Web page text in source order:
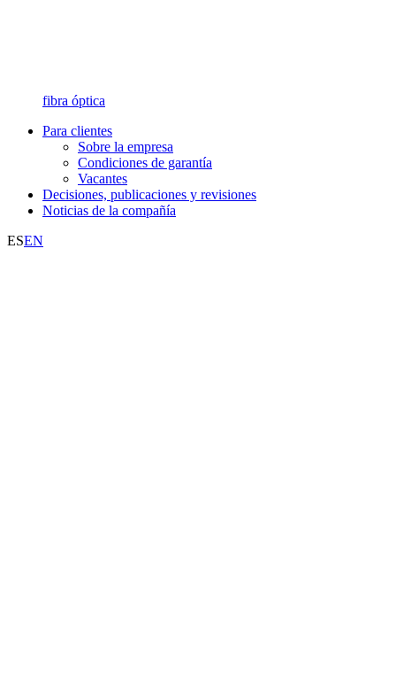
fibra óptica
Para clientes
Sobre la empresa
Condiciones de garantía
Vacantes
Decisiones, publicaciones y revisiones
Noticias de la compañía
ESEN